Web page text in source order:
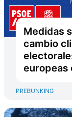
Medidas
cambio
europeas
PREBUNKING